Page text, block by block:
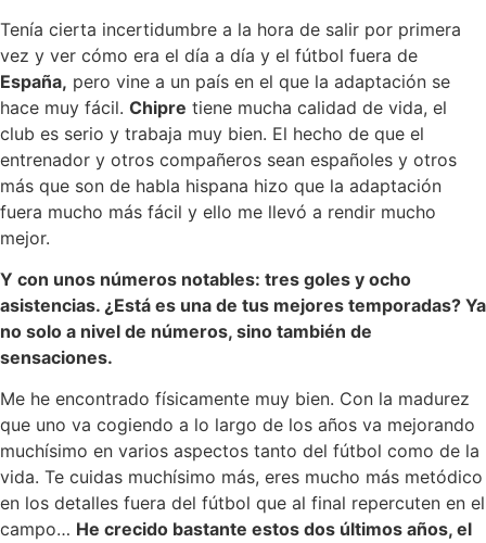
Tenía cierta incertidumbre a la hora de salir por primera
vez y ver cómo era el día a día y el fútbol fuera de
España, pero vine a un país en el que la adaptación se
hace muy fácil. Chipre tiene mucha calidad de vida, el
club es serio y trabaja muy bien. El hecho de que el
entrenador y otros compañeros sean españoles y otros
más que son de habla hispana hizo que la adaptación
fuera mucho más fácil y ello me llevó a rendir mucho
mejor.
Y con unos números notables: tres goles y ocho
asistencias. ¿Está es una de tus mejores temporadas? Ya
no solo a nivel de números, sino también de
sensaciones.
Me he encontrado físicamente muy bien. Con la madurez
que uno va cogiendo a lo largo de los años va mejorando
muchísimo en varios aspectos tanto del fútbol como de la
vida. Te cuidas muchísimo más, eres mucho más metódico
en los detalles fuera del fútbol que al final repercuten en el
campo… He crecido bastante estos dos últimos años, el